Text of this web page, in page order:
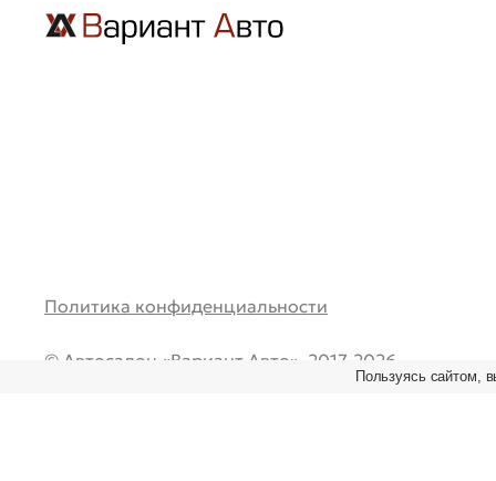
Политика конфиденциальности
© Автосалон «Вариант Авто», 2017-2026.
Все права защищены. Перепечатка и любое
Пользуясь сайтом,